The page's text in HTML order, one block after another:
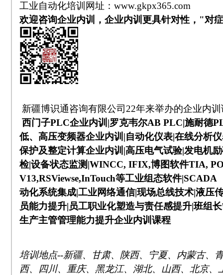
工业自动化培训网址： www.gkpx365.com
欢迎咨询企业内训，企业内训更具针对性，"对
新疆博识通咨询有限公司22年来举办的企业内
西门子PLC企业内训 |罗克韦尔AB PLC|施耐德
低、高压变频器企业内训 |自动化仪表|在线分析
保护及整定计算企业内训 |高压电气试验|发电机
检|设备状态监测|WINCC, IFIX,博图软件TIA,
V13,RSViewse,InTouch等工业组态软件|SCADA
动化系统集成|工业网络通信|现场总线技术|液压
员能力提升|员工职业化塑造与责任感提升|班组
生产主管管理能力提升企业内训课程
培训地点--新疆、甘肃、陕西、宁夏、内蒙古、
西、四川、重庆、黑龙江、湖北、山西、北京、